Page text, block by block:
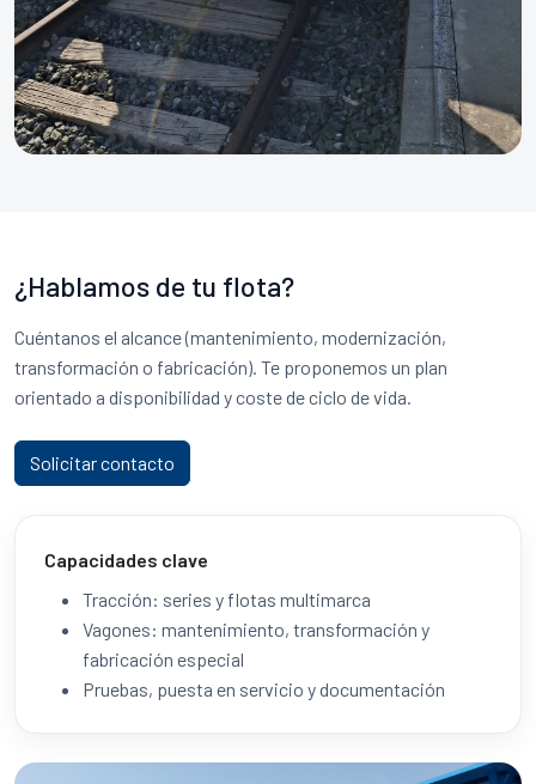
¿Hablamos de tu flota?
Cuéntanos el alcance (mantenimiento, modernización,
transformación o fabricación). Te proponemos un plan
orientado a disponibilidad y coste de ciclo de vida.
Solicitar contacto
Capacidades clave
Tracción: series y flotas multimarca
Vagones: mantenimiento, transformación y
fabricación especial
Pruebas, puesta en servicio y documentación